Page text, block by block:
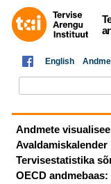
English
Andmete
Avaldamiskalender
Tervisestatistika
OECD